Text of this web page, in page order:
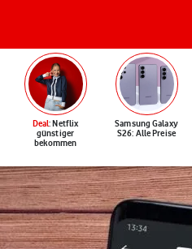
Deal: Netflix
günstiger
bekommen
Samsung Galaxy
S26: Alle Preise